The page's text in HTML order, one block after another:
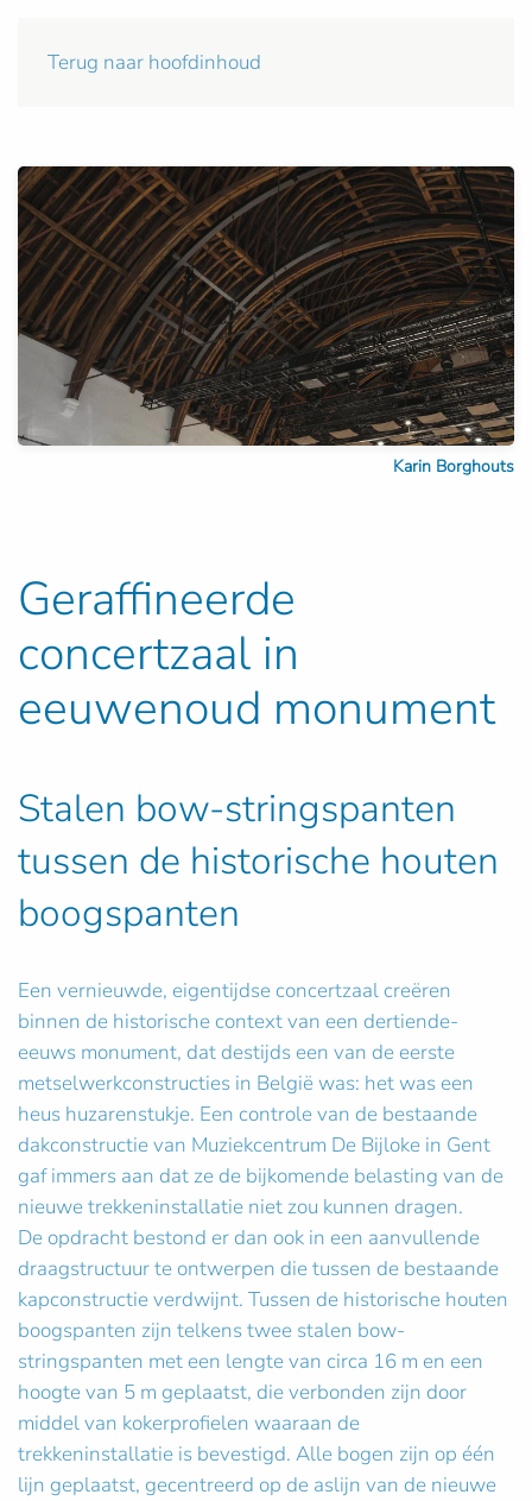
Terug naar hoofdinhoud
Karin Borghouts
Geraffineerde
concertzaal in
eeuwenoud monument
Stalen bow-stringspanten
tussen de historische houten
boogspanten
Een vernieuwde, eigentijdse concertzaal creëren
binnen de historische context van een dertiende-
eeuws monument, dat destijds een van de eerste
metselwerkconstructies in België was: het was een
heus huzarenstukje. Een controle van de bestaande
dakconstructie van Muziekcentrum De Bijloke in Gent
gaf immers aan dat ze de bijkomende belasting van de
nieuwe trekkeninstallatie niet zou kunnen dragen.
De opdracht bestond er dan ook in een aanvullende
draagstructuur te ontwerpen die tussen de bestaande
kapconstructie verdwijnt. Tussen de historische houten
boogspanten zijn telkens twee stalen bow-
stringspanten met een lengte van circa 16 m en een
hoogte van 5 m geplaatst, die verbonden zijn door
middel van kokerprofielen waaraan de
trekkeninstallatie is bevestigd. Alle bogen zijn op één
lijn geplaatst, gecentreerd op de aslijn van de nieuwe